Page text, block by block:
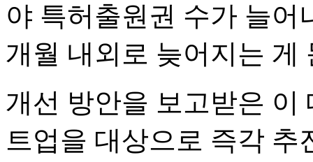
야 특허출원권 수가 늘어
개월 내외로 늦어지는 게
개선 방안을 보고받은 이
트업을 대상으로 즉각 추